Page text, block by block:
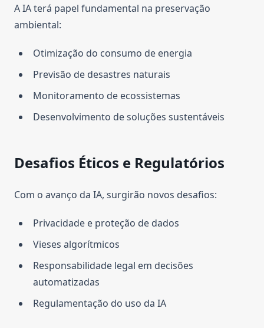
A IA terá papel fundamental na preservação
ambiental:
Otimização do consumo de energia
Previsão de desastres naturais
Monitoramento de ecossistemas
Desenvolvimento de soluções sustentáveis
Desafios Éticos e Regulatórios
Com o avanço da IA, surgirão novos desafios:
Privacidade e proteção de dados
Vieses algorítmicos
Responsabilidade legal em decisões
automatizadas
Regulamentação do uso da IA